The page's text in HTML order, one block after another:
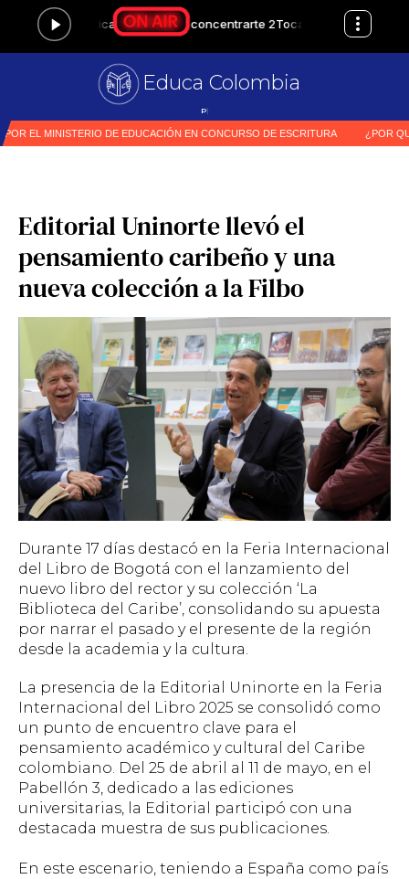
Educa Colombia
Primer medio especial
Editorial Uninorte llevó el
pensamiento caribeño y una
nueva colección a la Filbo
Durante 17 días destacó en la Feria Internacional
del Libro de Bogotá con el lanzamiento del
nuevo libro del rector y su colección ‘La
Biblioteca del Caribe’, consolidando su apuesta
por narrar el pasado y el presente de la región
desde la academia y la cultura.
La presencia de la Editorial Uninorte en la Feria
Internacional del Libro 2025 se consolidó como
un punto de encuentro clave para el
pensamiento académico y cultural del Caribe
colombiano. Del 25 de abril al 11 de mayo, en el
Pabellón 3, dedicado a las ediciones
universitarias, la Editorial participó con una
destacada muestra de sus publicaciones.
En este escenario, teniendo a España como país